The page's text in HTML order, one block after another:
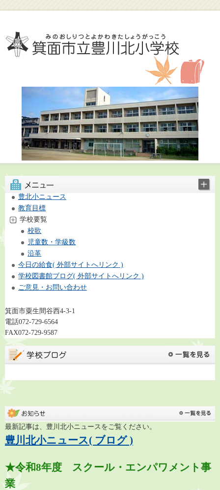
豊北小ニュース
教育目標
学校要覧
校歌
児童数・学級数
沿革
今日の給食( 外部サイトへリンク )
学校図書館ブログ( 外部サイトへリンク )
ご意見・お問い合わせ
箕面市粟生間谷西4-3-1
電話072-729-6564
FAX072-729-9587
最新記事は、豊川北小ニュースをご覧ください。
豊川北小ニュース( ブログ )
★令和8年度 スクール・エンパワメント事
業